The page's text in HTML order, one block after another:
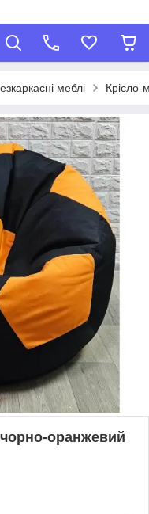
меблі
оранжевий